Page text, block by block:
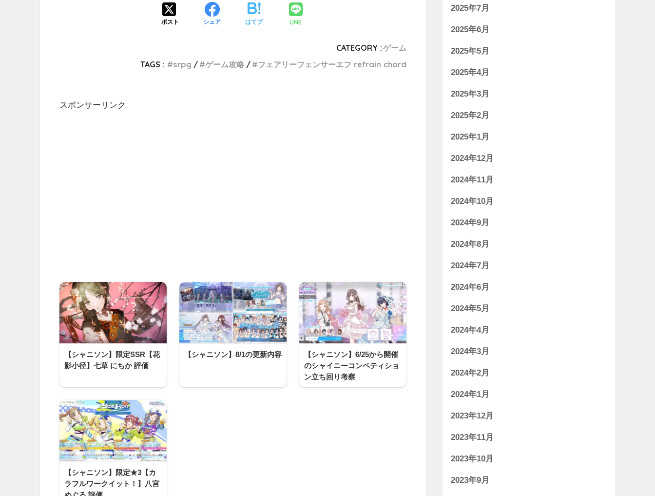
ポスト シェア はてブ LINE
CATEGORY :ゲーム
TAGS :
srpg ゲーム攻略 フェアリーフェンサーエフ refrain chord
スポンサーリンク
【シャニソン】限定SSR【花
影小径】七草 にちか 評価
【シャニソン】8/1の更新内容
【シャニソン】6/25から開催
のシャイニーコンペティショ
ン立ち回り考察
【シャニソン】限定★3【カ
ラフルワークイット！】八宮
2025年7月
2025年6月
2025年5月
2025年4月
2025年3月
2025年2月
2025年1月
2024年12月
2024年11月
2024年10月
2024年9月
2024年8月
2024年7月
2024年6月
2024年5月
2024年4月
2024年3月
2024年2月
2024年1月
2023年12月
2023年11月
2023年10月
2023年9月